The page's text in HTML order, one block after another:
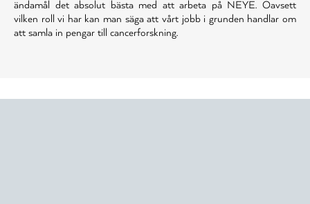
ändamål det absolut bästa med att arbeta på NEYE. Oavsett
vilken roll vi har kan man säga att vårt jobb i grunden handlar om
att samla in pengar till cancerforskning.